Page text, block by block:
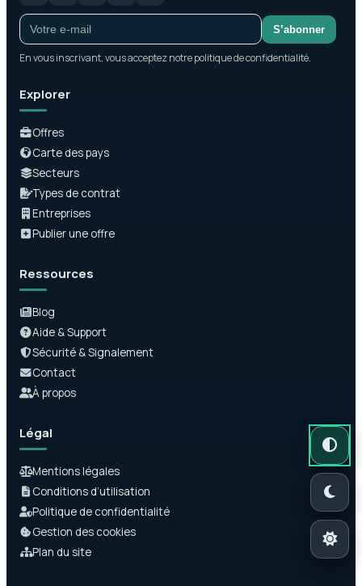
S’abonner
En vous inscrivant, vous acceptez notre politique de confidentialité.
Explorer
Offres
Carte des pays
Secteurs
Types de contrat
Entreprises
Publier une offre
Ressources
Blog
Aide & Support
Sécurité & Signalement
Contact
À propos
Légal
Mentions légales
Conditions d’utilisation
Politique de confidentialité
Gestion des cookies
Plan du site
Mode
Mode
Mode clair